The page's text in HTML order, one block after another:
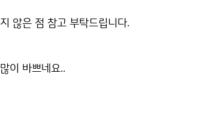
않은 점 참고 부탁드립니다.
이 바쁘네요..